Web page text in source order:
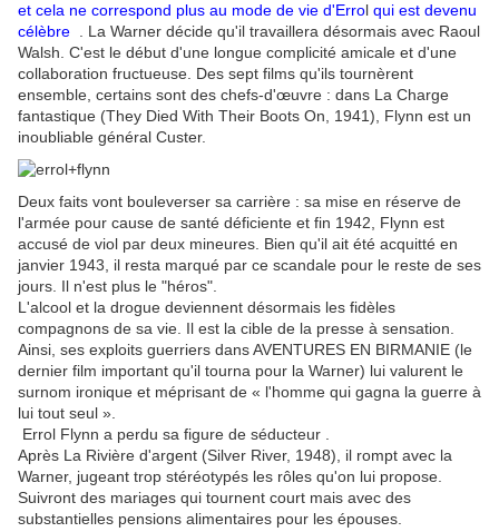
et cela ne correspond plus au mode de vie d'Errol qui est devenu
célèbre . La Warner décide qu'il travaillera désormais avec Raoul
Walsh. C'est le début d'une longue complicité amicale et d'une
collaboration fructueuse. Des sept films qu'ils tournèrent
ensemble, certains sont des chefs-d'œuvre : dans La Charge
fantastique (They Died With Their Boots On, 1941), Flynn est un
inoubliable général Custer.
Deux faits vont bouleverser sa carrière : sa mise en réserve de
l'armée pour cause de santé déficiente et fin 1942, Flynn est
accusé de viol par deux mineures. Bien qu'il ait été acquitté en
janvier 1943, il resta marqué par ce scandale pour le reste de ses
jours. Il n'est plus le "héros".
L'alcool et la drogue deviennent désormais les fidèles
compagnons de sa vie. Il est la cible de la presse à sensation.
Ainsi, ses exploits guerriers dans AVENTURES EN BIRMANIE (le
dernier film important qu'il tourna pour la Warner) lui valurent le
surnom ironique et méprisant de « l'homme qui gagna la guerre à
lui tout seul ».
Errol Flynn a perdu sa figure de séducteur .
Après La Rivière d'argent (Silver River, 1948), il rompt avec la
Warner, jugeant trop stéréotypés les rôles qu'on lui propose.
Suivront des mariages qui tournent court mais avec des
substantielles pensions alimentaires pour les épouses.